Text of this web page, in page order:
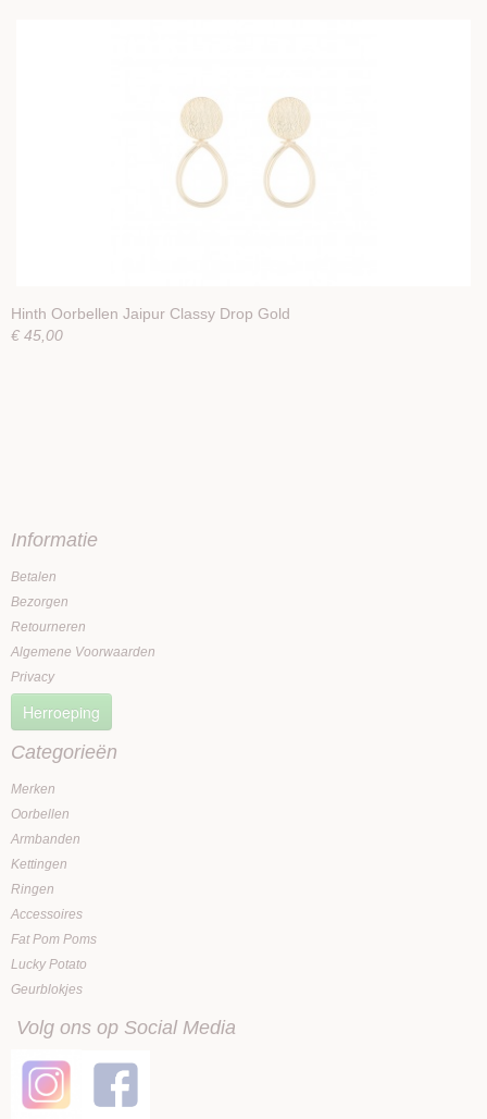
Hinth Oorbellen Jaipur Classy Drop Gold
€ 45,00
Informatie
Betalen
Bezorgen
Retourneren
Algemene Voorwaarden
Privacy
Herroeping
Categorieën
Merken
Oorbellen
Armbanden
Kettingen
Ringen
Accessoires
Fat Pom Poms
Lucky Potato
Geurblokjes
Volg ons op Social Media